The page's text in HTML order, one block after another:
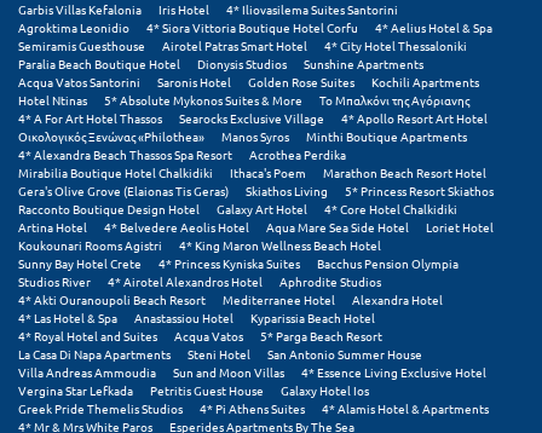
Ν
Νάξος
Νάουσα
Ναυπακτία
Ναύπλιο
Νέα Μάκρη
Νέα Στύρα Εύβοιας
Νέοι Πόροι Πιερίας
Ξ
Garbis Villas Kefalonia
Iris Hotel
4* Iliovasilema Suites Santorini
Agroktima Leonidio
4* Siora Vittoria Boutique Hotel Corfu
4* Aelius Hotel & Spa
Semiramis Guesthouse
Airotel Patras Smart Hotel
4* City Hotel Thessaloniki
Paralia Beach Boutique Hotel
Dionysis Studios
Sunshine Apartments
Acqua Vatos Santorini
Saronis Hotel Golden Rose Suites
Kochili Apartments
Hotel Ntinas
5* Absolute Mykonos Suites & More
Το Μπαλκόνι της Αγόριανης
4* A For Art Hotel Thassos
Searocks Exclusive Village
4* Apollo Resort Art Hotel
Οικολογικός Ξενώνας «Philothea»
Manos Syros
Minthi Boutique Apartments
4* Alexandra Beach Thassos Spa Resort
Acrothea Perdika
Mirabilia Boutique Hotel Chalkidiki
Ithaca's Poem
Marathon Beach Resort Hotel
Gera's Olive Grove (Elaionas Tis Geras)
Skiathos Living
5* Princess Resort Skiathos
Racconto Boutique Design Hotel
Galaxy Art Hotel
4* Core Hotel Chalkidiki
Artina Hotel
4* Belvedere Aeolis Hotel Aqua Mare Sea Side Hotel
Loriet Hotel
Koukounari Rooms Agistri
4* King Maron Wellness Beach Hotel
Sunny Bay Hotel Crete
4* Princess Kyniska Suites
Bacchus Pension Olympia
Studios River
4* Airotel Alexandros Hotel
Aphrodite Studios
4* Akti Ouranoupoli Beach Resort
Mediterranee Hotel
Alexandra Hotel
4* Las Hotel & Spa
Anastassiou Hotel
Kyparissia Beach Hotel
4* Royal Hotel and Suites
Acqua Vatos
5* Parga Beach Resort
La Casa Di Napa Apartments
Steni Hotel
San Antonio Summer House
Villa Andreas Ammoudia
Sun and Moon Villas
4* Essence Living Exclusive Hotel
Vergina Star Lefkada
Petritis Guest House
Galaxy Hotel Ios
Greek Pride Themelis Studios
4* Pi Athens Suites
4* Alamis Hotel & Apartments
4* Mr & Mrs White Paros
Esperides Apartments By The Sea